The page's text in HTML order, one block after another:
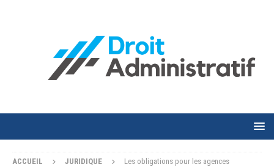
ACCUEIL JURIDIQUE
Les obligations pour les agences